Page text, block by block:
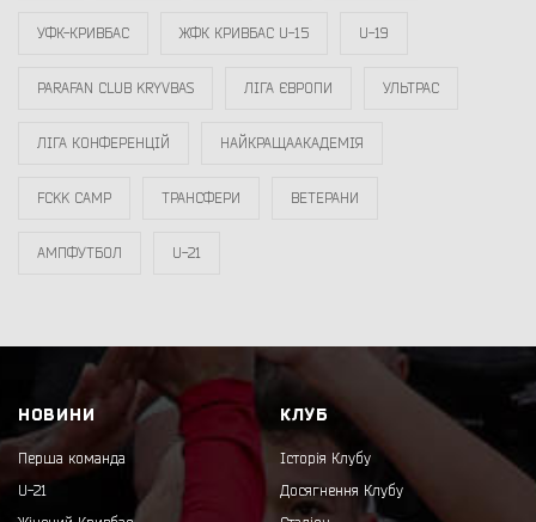
УФК-КРИВБАС ЖФК КРИВБАС U-15 U-19
PARAFAN CLUB KRYVBAS ЛІГА ЄВРОПИ УЛЬТРАС
ЛІГА КОНФЕРЕНЦІЙ НАЙКРАЩААКАДЕМІЯ
FCKK CAMP ТРАНСФЕРИ ВЕТЕРАНИ
АМПФУТБОЛ U-21
НОВИНИ
Перша команда
U-21
КЛУБ
Історія Клубу
Досягнення Клубу